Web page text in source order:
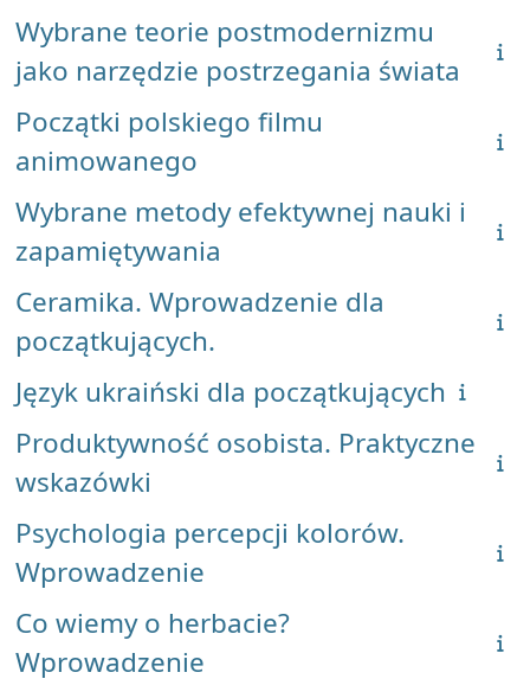
Wybrane teorie postmodernizmu
jako narzędzie postrzegania świata
Początki polskiego filmu
animowanego
Wybrane metody efektywnej nauki i
zapamiętywania
Ceramika. Wprowadzenie dla
początkujących.
Język ukraiński dla początkujących
Produktywność osobista. Praktyczne
wskazówki
Psychologia percepcji kolorów.
Wprowadzenie
Co wiemy o herbacie?
Wprowadzenie